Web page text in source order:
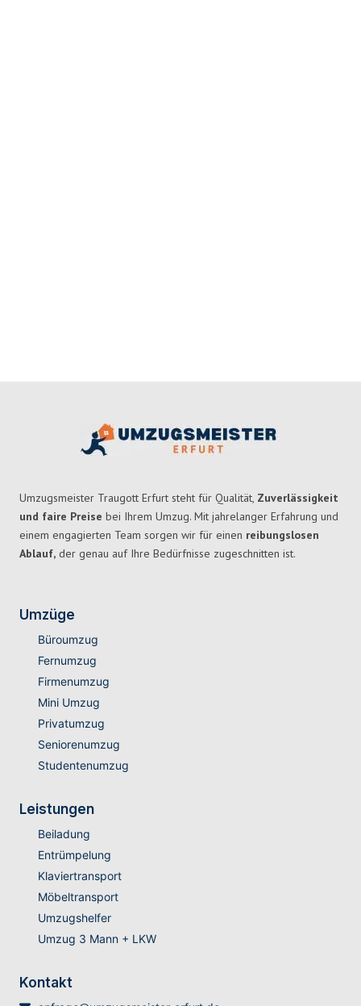
Umzugsmeister Traugott Erfurt steht für Qualität, Zuverlässigkeit
und faire Preise bei Ihrem Umzug. Mit jahrelanger Erfahrung und
einem engagierten Team sorgen wir für einen reibungslosen
Ablauf, der genau auf Ihre Bedürfnisse zugeschnitten ist.
Umzüge
Büroumzug
Fernumzug
Firmenumzug
Mini Umzug
Privatumzug
Seniorenumzug
Studentenumzug
Leistungen
Beiladung
Entrümpelung
Klaviertransport
Möbeltransport
Umzugshelfer
Umzug 3 Mann + LKW
Kontakt